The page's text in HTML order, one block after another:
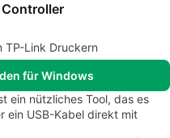
Controller
TP-Link Druckern
für Windows
ein nützliches Tool, das es
ein USB-Kabel direkt mit